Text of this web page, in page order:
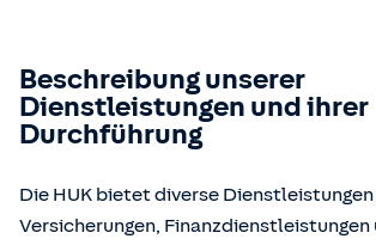
Beschreibung unserer
Dienstleistungen und ihrer
Durchführung
Die HUK bietet diverse
Versicherungen, Finanzdienstleistungen